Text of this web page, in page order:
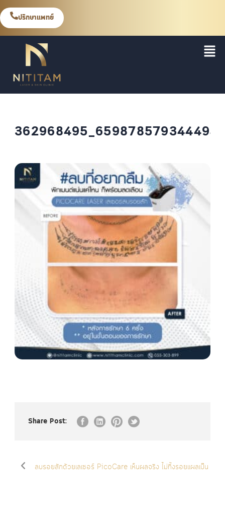
ปรึกษาแพทย์
Share Post:
ลบรอยสักด้วยเลเซอร์ PicoCare เห็นผลจริง ไม่ทิ้งรอยแผลเป็น